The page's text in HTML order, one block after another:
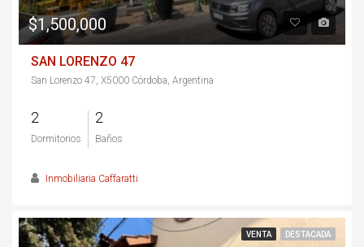
$1,500,000
SAN LORENZO 47
San Lorenzo 47, X5000 Córdoba, Argentina
2
Dormitorios
2
Baños
Inmobiliaria Caffaratti
VENTA DESTACADA